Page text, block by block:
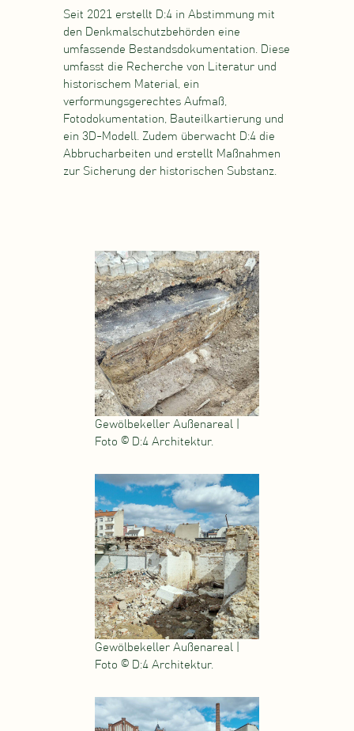
Seit 2021 erstellt D:4 in Abstimmung mit
den Denkmalschutzbehörden eine
umfassende Bestandsdokumentation. Diese
umfasst die Recherche von Literatur und
historischem Material, ein
verformungsgerechtes Aufmaß,
Fotodokumentation, Bauteilkartierung und
ein 3D-Modell. Zudem überwacht D:4 die
Abbrucharbeiten und erstellt Maßnahmen
zur Sicherung der historischen Substanz.
Gewölbekeller Außenareal |
Foto © D:4 Architektur.
Gewölbekeller Außenareal |
Foto © D:4 Architektur.